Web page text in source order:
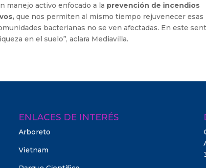
manejo activo enfocado a la prevención de incendios
que nos permiten al mismo tiempo rejuvenecer esas
bacterianas no se ven afectadas. En este
en el suelo”, aclara Mediavilla.
ENLACES DE INTERÉS
Arboreto
Vietnam